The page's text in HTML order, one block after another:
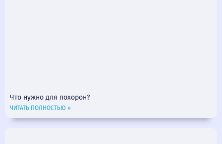
Что нужно для похорон?
ЧИТАТЬ ПОЛНОСТЬЮ »